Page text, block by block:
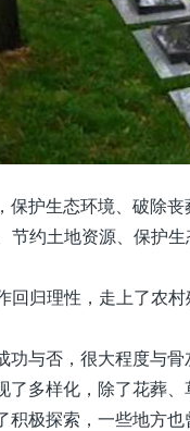
护生态环境、破除丧
节约土地资源、保护
回归理性，走上了农
与否，很大程度与骨
多样化，除了花葬
极探索，一些地方也